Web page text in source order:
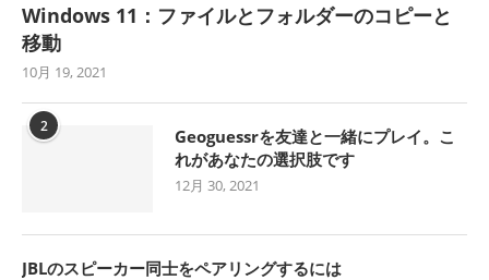
Windows 11：ファイルとフォルダーのコピーと
移動
10月 19, 2021
2
Geoguessrを友達と一緒にプレイ。こ
れがあなたの選択肢です
12月 30, 2021
JBLのスピーカー同士をペアリングするには